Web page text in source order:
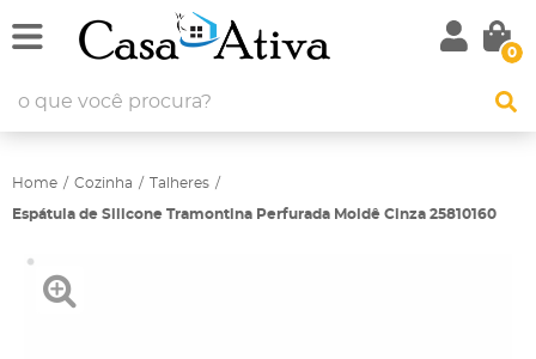
0
Home Cozinha Talheres
Espátula de Silicone Tramontina Perfurada Moldê Cinza 25810160